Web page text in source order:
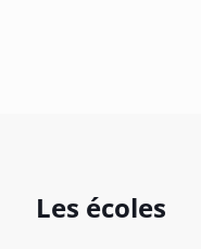
Les écoles